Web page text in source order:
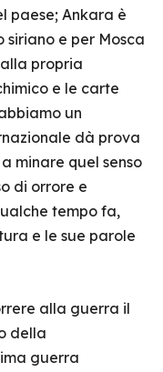
paese; Ankara è
e per Mosca
propria
e le carte
un
dà prova
minare quel senso
di orrore e
tempo fa,
e le sue parole
alla guerra il
della
guerra